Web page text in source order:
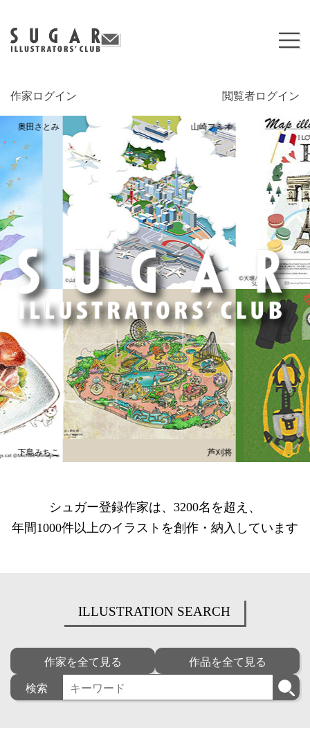
作家ログイン 閲覧者ログイン
田さとみ
島みちこ
山崎フミオ
芦刈将
シュガー登録作家は、3200名を超え、
年間1000件以上のイラストを創作・納入しています
ILLUSTRATION SEARCH
作家を全て見る
作品を全て見る
検索